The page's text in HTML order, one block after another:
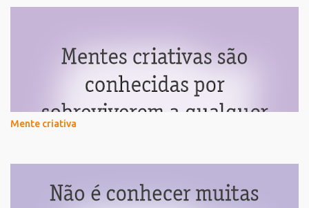
Mente criativa